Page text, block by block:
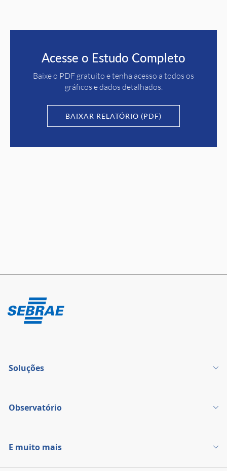
Acesse o Estudo Completo
Baixe o PDF gratuito e tenha acesso a todos os
gráficos e dados detalhados.
BAIXAR RELATÓRIO (PDF)
Soluções
Observatório
E muito mais